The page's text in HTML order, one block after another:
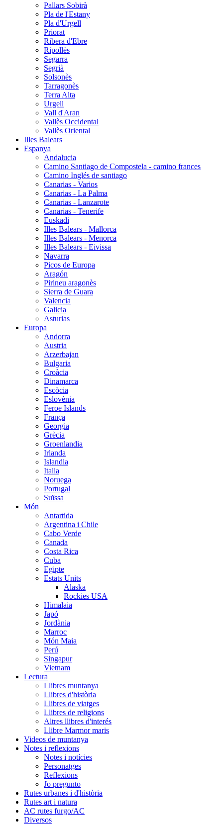
Pallars Sobirà
Pla de l'Estany
Pla d'Urgell
Priorat
Ribera d'Ebre
Ripollès
Segarra
Segrià
Solsonès
Tarragonès
Terra Alta
Urgell
Vall d'Aran
Vallès Occidental
Vallès Oriental
Illes Balears
Espanya
Andalucia
Camino Santiago de Compostela - camino frances
Camino Inglés de santiago
Canarias - Varios
Canarias - La Palma
Canarias - Lanzarote
Canarias - Tenerife
Euskadi
Illes Balears - Mallorca
Illes Balears - Menorca
Illes Balears - Eivissa
Navarra
Picos de Europa
Aragón
Pirineu aragonès
Sierra de Guara
Valencia
Galicia
Asturias
Europa
Andorra
Austria
Arzerbajan
Bulgaria
Croàcia
Dinamarca
Escòcia
Eslovènia
Feroe Islands
França
Georgia
Grècia
Groenlandia
Irlanda
Islandia
Italia
Noruega
Portugal
Suïssa
Món
Antartida
Argentina i Chile
Cabo Verde
Canada
Costa Rica
Cuba
Egipte
Estats Units
Alaska
Rockies USA
Himalaia
Japó
Jordània
Marroc
Món Maia
Perú
Singapur
Vietnam
Lectura
Llibres muntanya
Llibres d'història
Llibres de viatges
Llibres de religions
Altres llibres d'interés
Llibre Marmor maris
Videos de muntanya
Notes i reflexions
Notes i notícies
Personatges
Reflexions
Jo pregunto
Rutes urbanes i d'història
Rutes art i natura
AC rutes furgo/AC
Diversos